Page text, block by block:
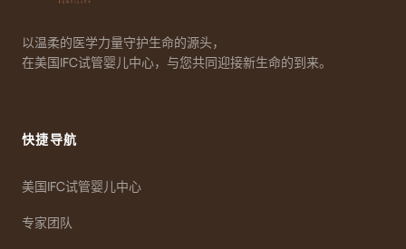
以温柔的医学力量守护生命的源头，
在美国IFC试管婴儿中心，与您共同迎接新生命的到来。
快捷导航
美国IFC试管婴儿中心
专家团队